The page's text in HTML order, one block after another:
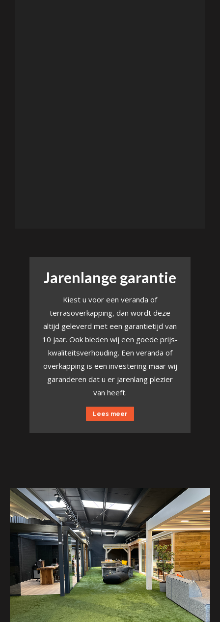
Jarenlange garantie
Kiest u voor een veranda of
terrasoverkapping, dan wordt deze
altijd geleverd met een garantietijd van
10 jaar. Ook bieden wij een goede prijs-
kwaliteitsverhouding. Een veranda of
overkapping is een investering maar wij
garanderen dat u er jarenlang plezier
van heeft.
Lees meer